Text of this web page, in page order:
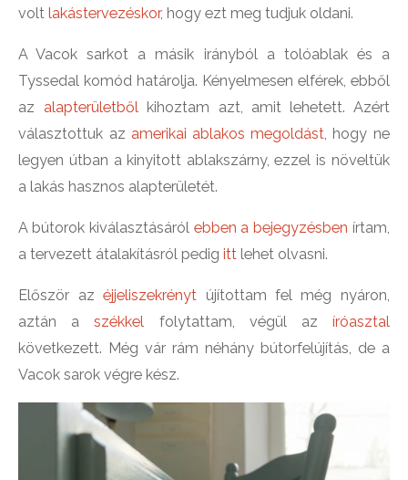
voltlakástervezéskor, hogy ezt meg tudjuk oldani.
A Vacok sarkot a másik irányból a tolóablak és a
Tyssedal komód határolja. Kényelmesen elférek, ebből
az alapterületbőlkihoztam azt, amit lehetett. Azért
választottuk az amerikai ablakos megoldást, hogy ne
legyen útban a kinyitott ablakszárny, ezzel is növeltük
a lakás hasznos alapterületét.
A bútorok kiválasztásáról ebben a bejegyzésben írtam,
a tervezett átalakításról pedigitt lehet olvasni.
Először azéjjeliszekrényt újítottam fel még nyáron,
aztán aszékkel folytattam, végül az íróasztal
következett. Még vár rám néhány bútorfelújítás, de a
Vacok sarok végre kész.